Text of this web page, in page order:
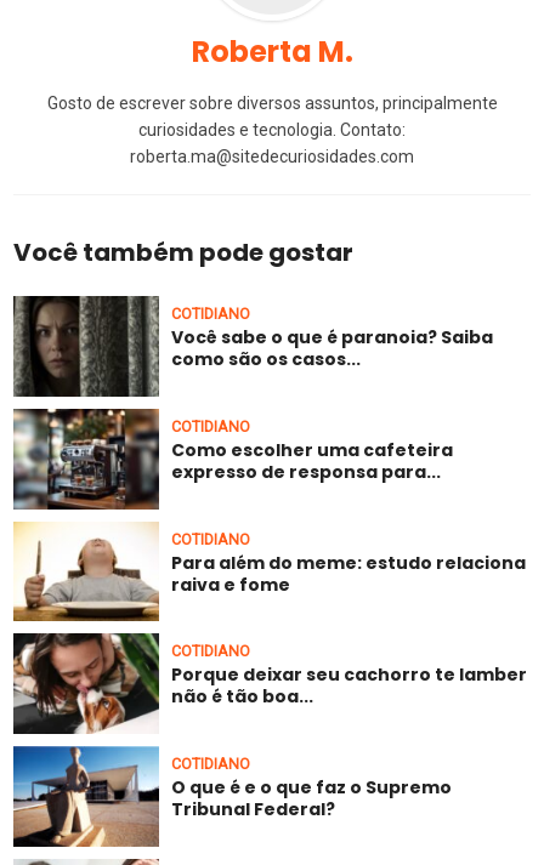
Roberta M.
Gosto de escrever sobre diversos assuntos, principalmente
curiosidades e tecnologia. Contato:
roberta.ma@sitedecuriosidades.com
Você também pode gostar
COTIDIANO
Você sabe o que é paranoia? Saiba
como são os casos...
COTIDIANO
Como escolher uma cafeteira
expresso de responsa para...
COTIDIANO
Para além do meme: estudo relaciona
raiva e fome
COTIDIANO
Porque deixar seu cachorro te lamber
não é tão boa...
COTIDIANO
O que é e o que faz o Supremo
Tribunal Federal?